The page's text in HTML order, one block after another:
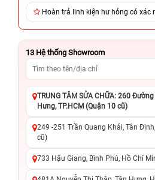
Hoàn trả linh kiện hư hỏng có xác
13 Hệ thống Showroom
TRUNG TÂM SỬA CHỮA: 260
Hưng, TP.HCM (Quận 10 cũ)
249 -251 Trần Quang Khải, Tân
cũ)
733 Hậu Giang, Bình Phú, Hồ Chí